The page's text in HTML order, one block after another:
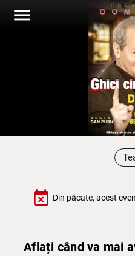
menu
event_busy Din păcate, acest
Aflați când va mai